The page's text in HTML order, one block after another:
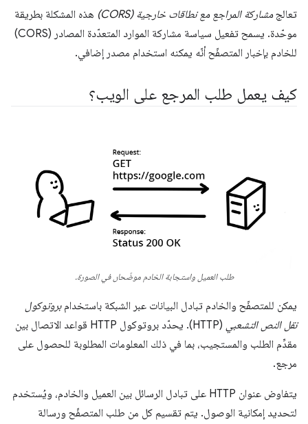
تعالج مشاركة المراجع مع نطاقات خارجية (CORS)
هذه المشكلة بطريقة
موحّدة. يسمح تفعيل سياسة مشاركة الموارد المتعدّدة المصادر (CORS)
للخادم بإخبار المتصفّح أنّه يمكنه استخدام مصدر إضافي.
كيف يعمل طلب المرجع على الويب؟
طلب العميل واستجابة الخادم موضّحان في الصورة.
يمكن للمتصفّح والخادم تبادل البيانات عبر الشبكة باستخدامبروتوكول
نقل النص التشعبي
(HTTP). يحدّد بروتوكول HTTP قواعد الاتصال بين
مقدِّم الطلب والمستجيب، بما في ذلك المعلومات المطلوبة للحصول على
مرجع.
يتفاوض عنوان HTTP على تبادل الرسائل بين العميل والخادم، ويُستخدم
لتحديد إمكانية الوصول. يتم تقسيم كل من طلب المتصفّح ورسالة